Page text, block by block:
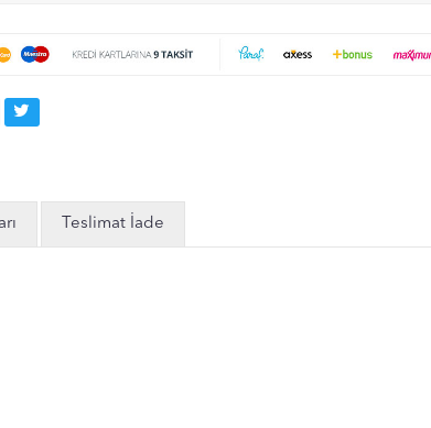
Teslimat İade